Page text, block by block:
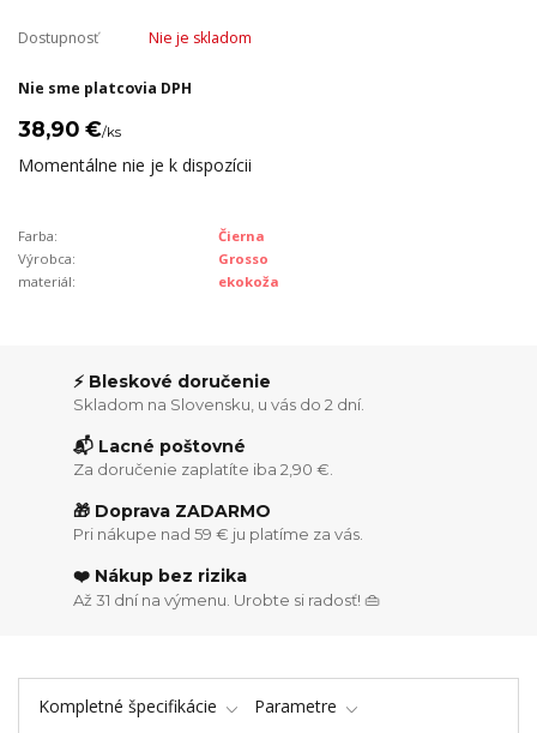
Dostupnosť Nie je skladom
Nie sme platcovia DPH
38,90 €/ks
Momentálne nie je k dispozícii
Farba:
Čierna
Výrobca:
Grosso
materiál:
ekokoža
⚡ Bleskové doručenie
Skladom na Slovensku, u vás do 2 dní.
📬 Lacné poštovné
Za doručenie zaplatíte iba 2,90 €.
🎁 Doprava ZADARMO
Pri nákupe nad 59 € ju platíme za vás.
❤️ Nákup bez rizika
Až 31 dní na výmenu. Urobte si radosť! 👜
Kompletné špecifikácie
Parametre